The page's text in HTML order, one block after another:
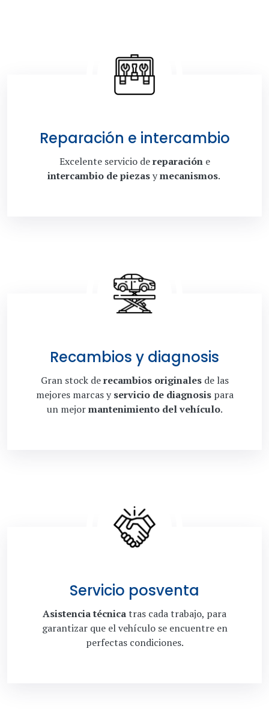
Reparación e intercambio
Excelente servicio dereparación e
intercambio de piezasymecanismos.
Recambios y diagnosis
Gran stock derecambios originalesde las
mejores marcas y servicio de diagnosispara
un mejormantenimiento del vehículo.
Servicio posventa
Asistencia técnicatras cada trabajo, para
garantizar que el vehículo se encuentre en
perfectas condiciones.